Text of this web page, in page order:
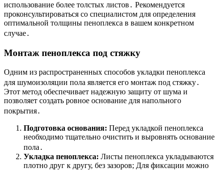
использование более толстых листов․ Рекомендуется
проконсультироваться со специалистом для определения
оптимальной толщины пеноплекса в вашем конкретном
случае․
Монтаж пеноплекса под стяжку
Одним из распространенных способов укладки пеноплекса
для шумоизоляции пола является его монтаж под стяжку․
Этот метод обеспечивает надежную защиту от шума и
позволяет создать ровное основание для напольного
покрытия․
Подготовка основания: Перед укладкой пеноплекса
необходимо тщательно очистить и выровнять основание
пола․
Укладка пеноплекса: Листы пеноплекса укладываются
плотно друг к другу, без зазоров; Для фиксации можно